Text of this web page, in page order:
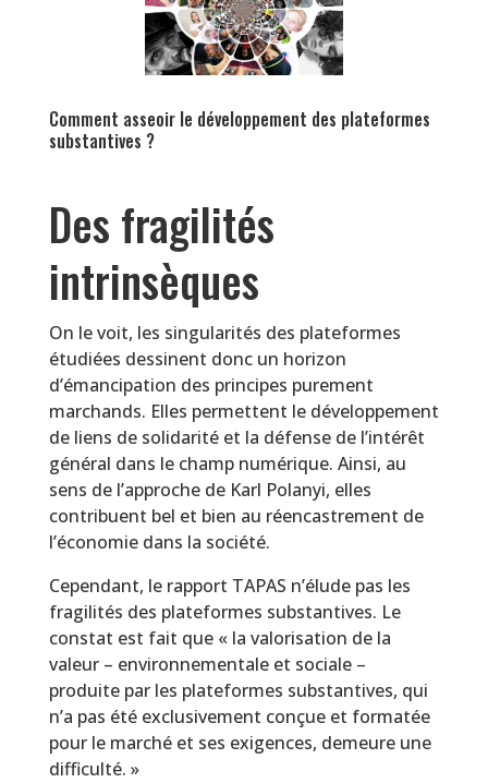
Comment asseoir le développement des plateformes
substantives ?
Des fragilités
intrinsèques
On le voit, les singularités des plateformes
étudiées dessinent donc un horizon
d’émancipation des principes purement
marchands. Elles permettent le développement
de liens de solidarité et la défense de l’intérêt
général dans le champ numérique. Ainsi, au
sens de l’approche de Karl Polanyi, elles
contribuent bel et bien au réencastrement de
l’économie dans la société.
Cependant, le rapport TAPAS n’élude pas les
fragilités des plateformes substantives. Le
constat est fait que « la valorisation de la
valeur – environnementale et sociale –
produite par les plateformes substantives, qui
n’a pas été exclusivement conçue et formatée
pour le marché et ses exigences, demeure une
difficulté. »